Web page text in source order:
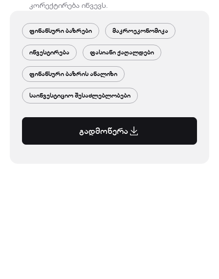
კორექტირება იწვევს.
ფინანსური ბაზრები მაკროეკონომიკა
ინვესტირება ფასიანი ქაღალდები
ფინანსური ბაზრის ანალიზი
საინვესტიციო შესაძლებლობები
გადმოწერა